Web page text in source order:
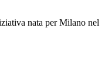
nata per Milano nel